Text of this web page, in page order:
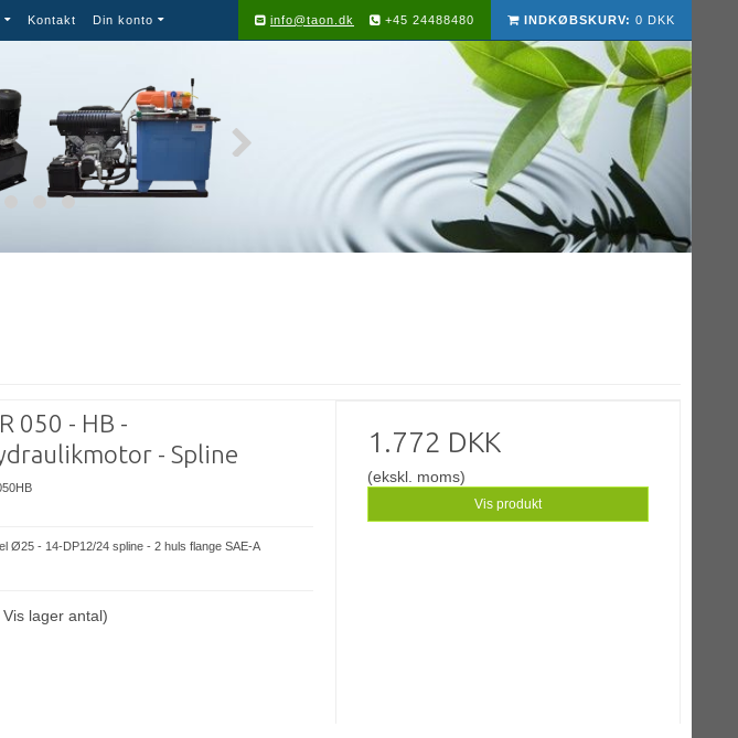
Kontakt Din konto INDKØBSKURV: 0 DKK
info@taon.dk +45 24488480
050 - HB -
- Spline
Ø25 - 14-DP12/24 spline - 2 huls flange SAE-A
Vis lager antal)
1.772 DKK
(ekskl. moms)
Vis produkt